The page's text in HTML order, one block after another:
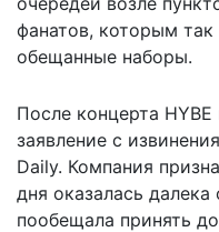
фанатов, которым так
обещанные наборы.
После концерта
заявление с
Daily. Компания
дня оказалась
пообещала принять